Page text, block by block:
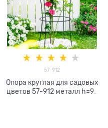
57-912
Опора круглая для садовых
цветов 57-912 металл h=92